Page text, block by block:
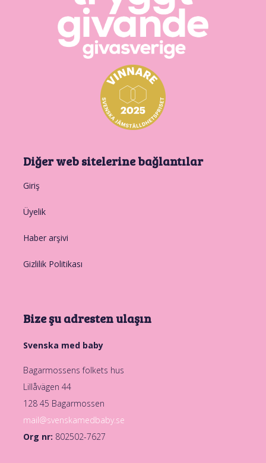
Diğer web sitelerine bağlantılar
Giriş
Üyelik
Haber arşivi
Gizlilik Politikası
Bize şu adresten ulaşın
Svenska med baby
Bagarmossens folkets hus
Lillåvägen 44
128 45 Bagarmossen
mail@svenskamedbaby.se
Org nr: 802502-7627